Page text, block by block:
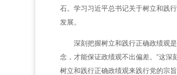
石。学习习近平总书记关于树立和践
发展。
深刻把握树立和践行正确政绩观
念，才能保证政绩观不出偏差。”这
树立和践行正确政绩观来践行党的宗